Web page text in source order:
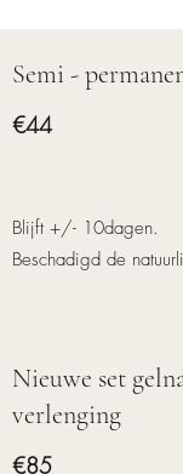
Semi -
€44
Blijft +/- 10dagen.
Beschadigd de
Nieuwe set
verlenging
€85